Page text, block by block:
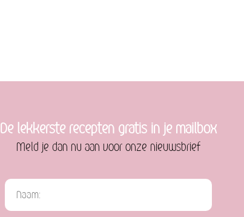
De lekkerste recepten gratis in je mailbox
Meld je dan nu aan voor onze nieuwsbrief